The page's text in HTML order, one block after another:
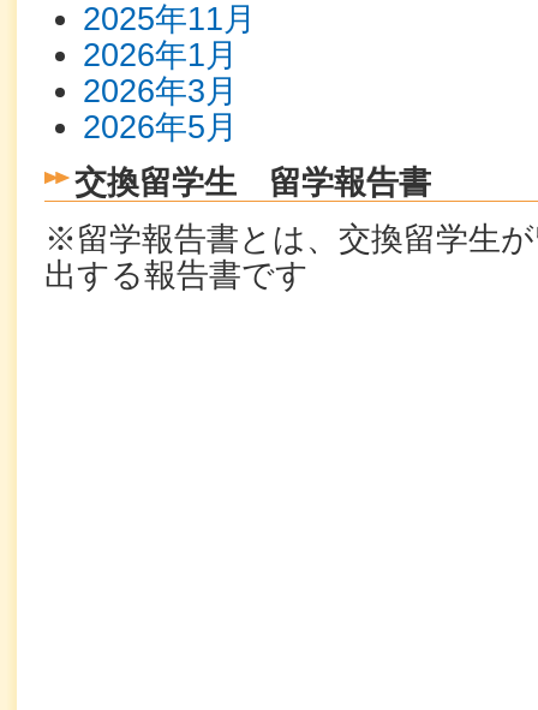
2025年11月
2026年1月
2026年3月
2026年5月
交換留学生 留学報告書
※留学報告書とは、交換留学生
出する報告書です